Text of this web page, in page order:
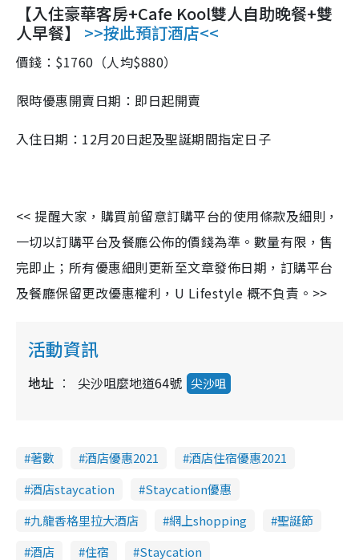
【入住豪華客房+Cafe Kool雙人自助晚餐+雙
人早餐】 >>按此預訂酒店<<
價錢：$1760（人均$880）
限時優惠開賣日期：即日起開賣
入住日期：12月20日起及聖誕期間指定日子
<< 提醒大家，購買前留意訂購平台的使用條款及細則，
一切以訂購平台及餐廳公佈的價錢為準。數量有限，售
完即止；所有優惠細則更新至文章發佈日期，訂購平台
及餐廳保留更改優惠權利，U Lifestyle 概不負責。>>
活動資訊
地址 尖沙咀麼地道64號 尖沙咀
著數 酒店優惠2021
酒店住宿優惠2021
酒店staycation
Staycation優惠
九龍香格里拉大酒店
網上shopping
聖誕節
酒店
住宿 Staycation